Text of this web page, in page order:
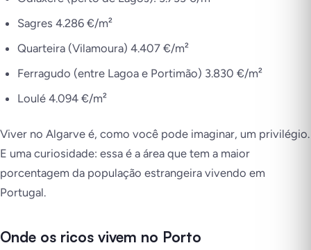
Sagres 4.286 €/m²
Quarteira (Vilamoura) 4.407 €/m²
Ferragudo (entre Lagoa e Portimão) 3.830 €/m²
Loulé 4.094 €/m²
Viver no Algarve é, como você pode imaginar, um privilégio.
E uma curiosidade: essa é a área que tem a maior
porcentagem da população estrangeira vivendo em
Portugal.
Onde os ricos vivem no Porto